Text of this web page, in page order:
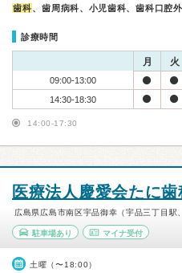
歯科、歯周病科、小児歯科、歯科口腔
診療時間
月 火
09:00-13:00
14:30-18:30
14:00-17:30
医療法人慶愛会たに
広島県広島市南区宇品御幸（宇品三丁目駅
駐車場あり マイナ受付
土曜（〜18:00）